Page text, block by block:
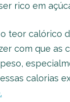
rico em
teor calórico
com que as
calorias